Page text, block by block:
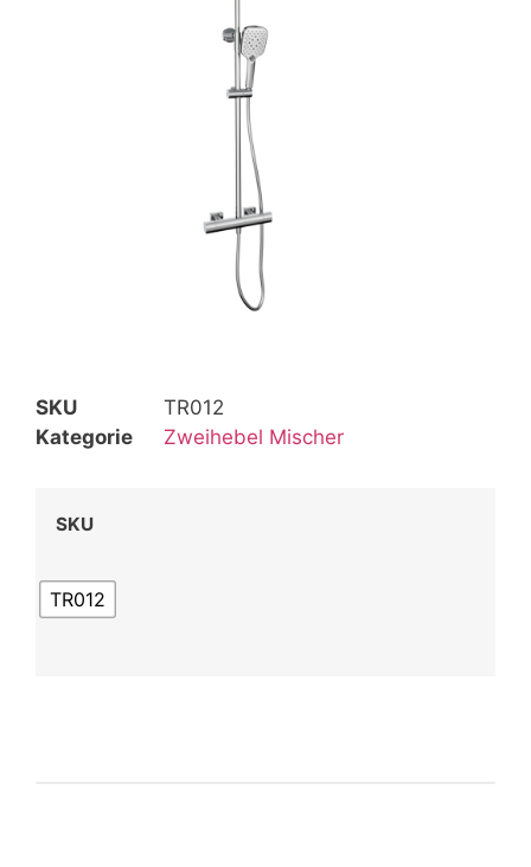
SKU
TR012
Kategorie
Zweihebel Mischer
SKU
TR012